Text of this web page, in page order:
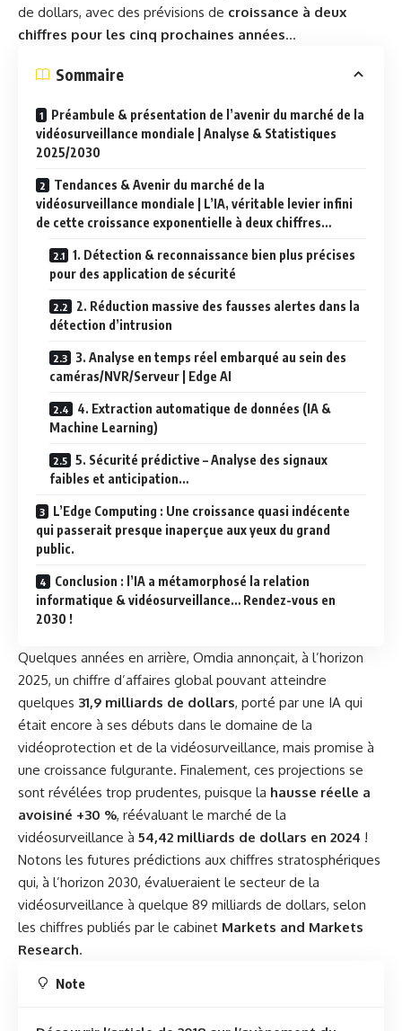
de dollars, avec des prévisions de croissance à deux
chiffres pour les cinq prochaines années…
Sommaire
Préambule & présentation de l’avenir du marché de la
vidéosurveillance mondiale | Analyse & Statistiques
2025/2030
Tendances & Avenir du marché de la
vidéosurveillance mondiale | L’IA, véritable levier infini
de cette croissance exponentielle à deux chiffres…
1. Détection & reconnaissance bien plus précises
pour des application de sécurité
2. Réduction massive des fausses alertes dans la
détection d’intrusion
3. Analyse en temps réel embarqué au sein des
caméras/NVR/Serveur | Edge AI
4. Extraction automatique de données (IA &
Machine Learning)
5. Sécurité prédictive – Analyse des signaux
faibles et anticipation…
L’Edge Computing : Une croissance quasi indécente
qui passerait presque inaperçue aux yeux du grand
public.
Conclusion : l’IA a métamorphosé la relation
informatique & vidéosurveillance… Rendez-vous en
2030 !
Quelques années en arrière, Omdia annonçait, à l’horizon
2025, un chiffre d’affaires global pouvant atteindre
quelques 31,9 milliards de dollars, porté par une IA qui
était encore à ses débuts dans le domaine de la
vidéoprotection et de la vidéosurveillance, mais promise à
une croissance fulgurante. Finalement, ces projections se
sont révélées trop prudentes, puisque la hausse réelle a
avoisiné +30 %, réévaluant le marché de la
vidéosurveillance à 54,42 milliards de dollars en 2024 !
Notons les futures prédictions aux chiffres stratosphériques
qui, à l’horizon 2030, évalueraient le secteur de la
vidéosurveillance à quelque 89 milliards de dollars, selon
les chiffres publiés par le cabinet Markets and Markets
Research.
Note